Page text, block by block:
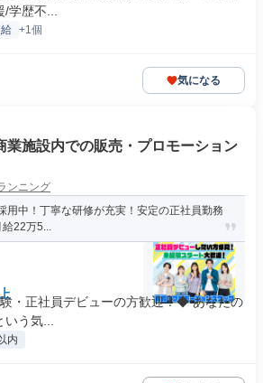
学歴不...
+1個
気になる
業施設内での販売・プロモーション
ンニング
中！丁寧な研修が充実！安定の正社員勤務
22万5...
・正社員デビューの方歓迎！◆ あなたの
う気...
内